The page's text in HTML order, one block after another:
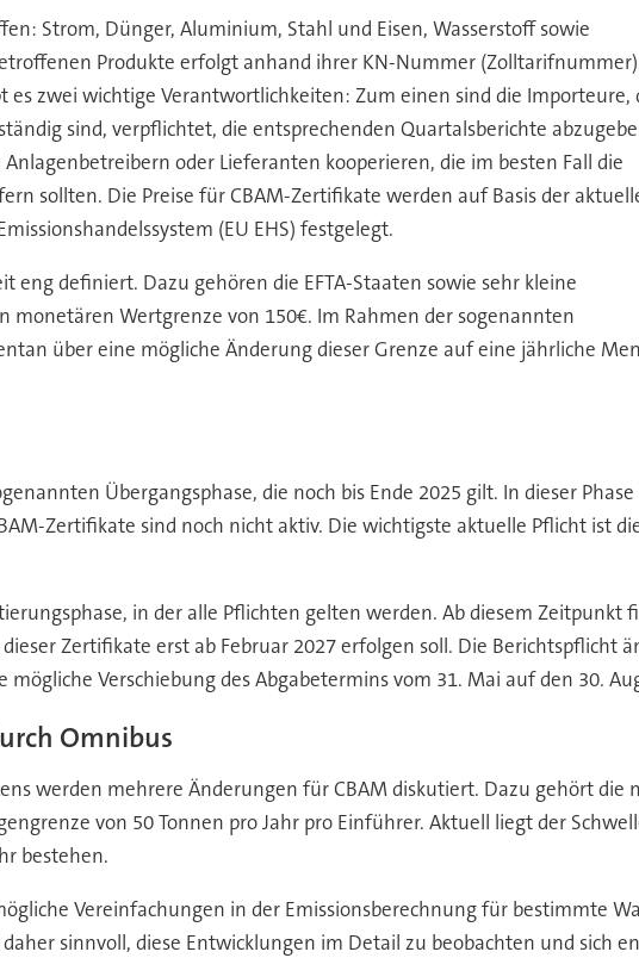
Strom, Dünger, Aluminium, Stahl und Eisen, Wasserstoff sowie
Produkte erfolgt anhand ihrer KN-Nummer
es zwei wichtige Verantwortlichkeiten: Zum einen sind die Importeure,
sind, verpflichtet, die entsprechenden Quartalsberichte
oder Lieferanten kooperieren, die im besten Fall die
sollten. Die Preise für CBAM-Zertifikate werden auf Basis der
(EU EHS) festgelegt.
eng definiert. Dazu gehören die EFTA-Staaten sowie sehr kleine
Wertgrenze von 150€. Im Rahmen der sogenannten
über eine mögliche Änderung dieser Grenze auf eine jährliche
Übergangsphase, die noch bis Ende 2025 gilt. In dieser
Zertifikate sind noch nicht aktiv. Die wichtigste aktuelle Pflicht ist
in der alle Pflichten gelten werden. Ab diesem Zeitpunkt
Zertifikate erst ab Februar 2027 erfolgen soll. Die Berichtspflicht
mögliche Verschiebung des Abgabetermins vom 31. Mai auf den 30.
Omnibus
werden mehrere Änderungen für CBAM diskutiert. Dazu gehört die
von 50 Tonnen pro Jahr pro Einführer. Aktuell liegt der
bestehen.
Vereinfachungen in der Emissionsberechnung für bestimmte
sinnvoll, diese Entwicklungen im Detail zu beobachten und sich